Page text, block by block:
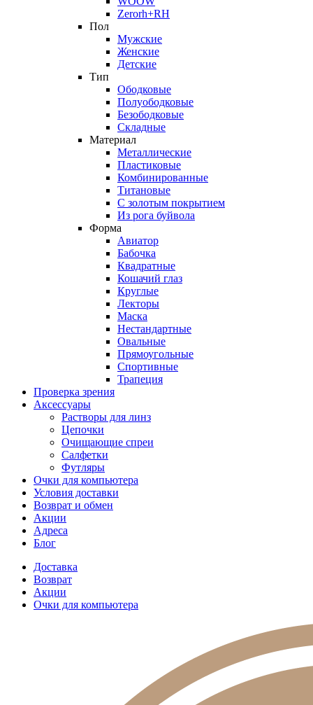
Zerorh+RH
Пол
Мужские
Женские
Детские
Тип
Ободковые
Полуободковые
Безободковые
Складные
Материал
Металлические
Пластиковые
Комбинированные
Титановые
С золотым покрытием
Из рога буйвола
Форма
Авиатор
Бабочка
Квадратные
Кошачий глаз
Круглые
Лекторы
Маска
Нестандартные
Овальные
Прямоугольные
Спортивные
Трапеция
Проверка зрения
Аксессуары
Растворы для линз
Цепочки
Очищающие спреи
Салфетки
Футляры
Очки для компьютера
Условия доставки
Возврат и обмен
Акции
Адреса
Блог
Доставка
Возврат
Акции
Очки для компьютера